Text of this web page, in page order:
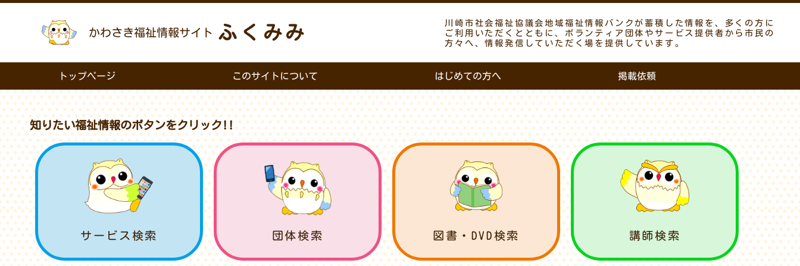
かわさき福祉情報サイト ふくみみ
川崎市社会福祉協議会地域福祉情報バンクが蓄積した情報を、多くの方に
ご利用いただくとともに、ボランティア団体やサービス提供者から市民の
方々へ、情報発信していただく場を提供しています。
トップページ このサイトについて はじめての方へ 掲載依頼
知りたい福祉情報のボタンをクリック!!
サービス検索 団体検索 図書・DVD検索 講師検索